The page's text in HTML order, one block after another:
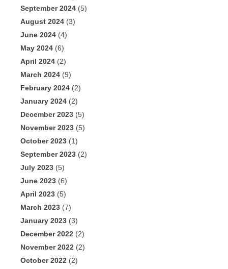
September 2024 (5)
August 2024 (3)
June 2024 (4)
May 2024 (6)
April 2024 (2)
March 2024 (9)
February 2024 (2)
January 2024 (2)
December 2023 (5)
November 2023 (5)
October 2023 (1)
September 2023 (2)
July 2023 (5)
June 2023 (6)
April 2023 (5)
March 2023 (7)
January 2023 (3)
December 2022 (2)
November 2022 (2)
October 2022 (2)